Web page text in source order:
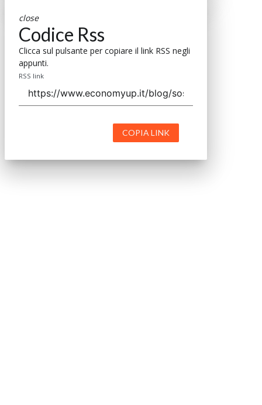
close
Codice Rss
Clicca sul pulsante per copiare il link RSS negli
appunti.
RSS link
COPIA LINK